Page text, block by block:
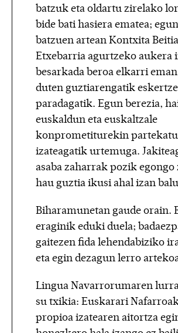
batzuk eta oldartu zirelako
bide bati hasiera ematea;
batzuen artean Kontxita
Etxebarria agurtzeko aukera
besarkada beroa elkarri
duten guztiarengatik
paradagatik. Egun berezia,
euskaldun eta euskaltzale
konprometiturekin
izateagatik urtemuga.
asaba zaharrak pozik
hau guztia ikusi ahal izan
Biharamunetan gaude orain.
eraginik eduki duela;
gaitezen fida lehendabiziko
eta egin dezagun lerro
Lingua Navarrorumaren
su txikia: Euskarari
propioa izatearen aitortza